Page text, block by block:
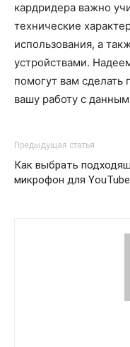
кардридера важно
технические
использования, а
устройствами.
помогут вам сделать
вашу работу с
Предыдущая статья
Как выбрать
микрофон для YouTube